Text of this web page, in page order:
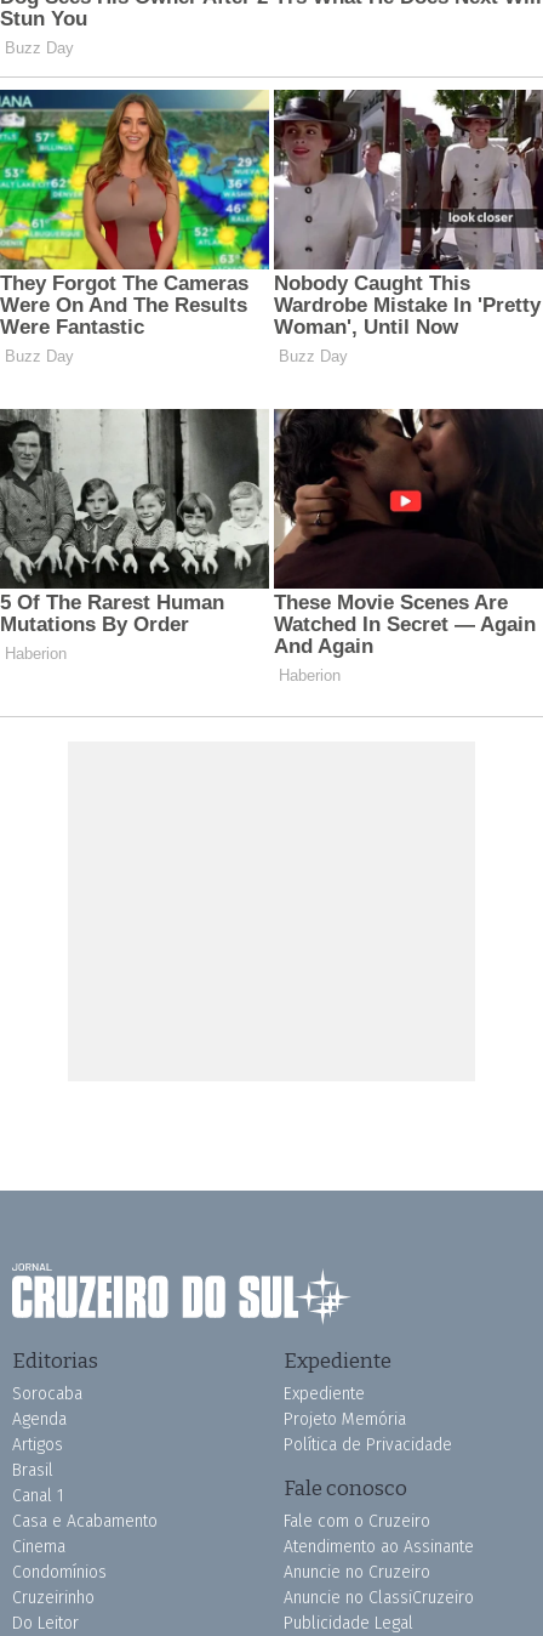
Editorias
Sorocaba
Agenda
Artigos
Brasil
Canal 1
Casa e Acabamento
Cinema
Condomínios
Cruzeirinho
Do Leitor
Expediente
Expediente
Projeto Memória
Política de Privacidade
Fale conosco
Fale com o Cruzeiro
Atendimento ao Assinante
Anuncie no Cruzeiro
Anuncie no ClassiCruzeiro
Publicidade Legal